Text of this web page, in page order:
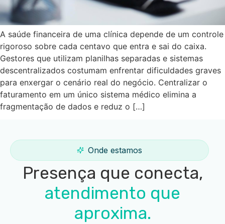
A saúde financeira de uma clínica depende de um controle
rigoroso sobre cada centavo que entra e sai do caixa.
Gestores que utilizam planilhas separadas e sistemas
descentralizados costumam enfrentar dificuldades graves
para enxergar o cenário real do negócio. Centralizar o
faturamento em um único sistema médico elimina a
fragmentação de dados e reduz o […]
Onde estamos
Presença que conecta,
atendimento que
aproxima.